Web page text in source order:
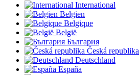
International
Belgien
Belgique
België
България
Česká republika
Deutschland
España